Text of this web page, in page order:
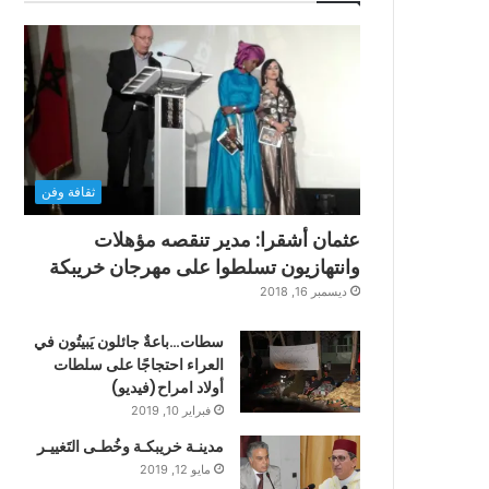
ثقافة وفن
عثمان أشقرا: مدير تنقصه مؤهلات
وانتهازيون تسلطوا على مهرجان خريبكة
ديسمبر 16, 2018
سطات…باعةٌ جائلون يَبيتُون في
العراء احتجاجًا على سلطات
أولاد امراح(فيديو)
فبراير 10, 2019
مدينـة خريبكـة وخُطـى التَغييـر
مايو 12, 2019